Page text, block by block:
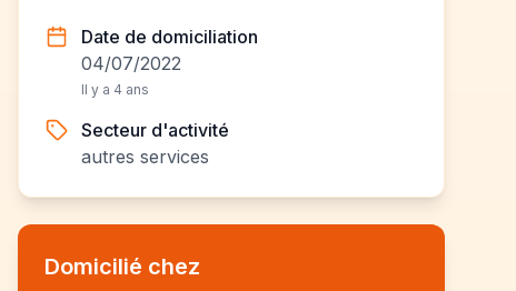
Date de domiciliation
04/07/2022
Il y a 4 ans
Secteur d'activité
autres services
Domicilié chez